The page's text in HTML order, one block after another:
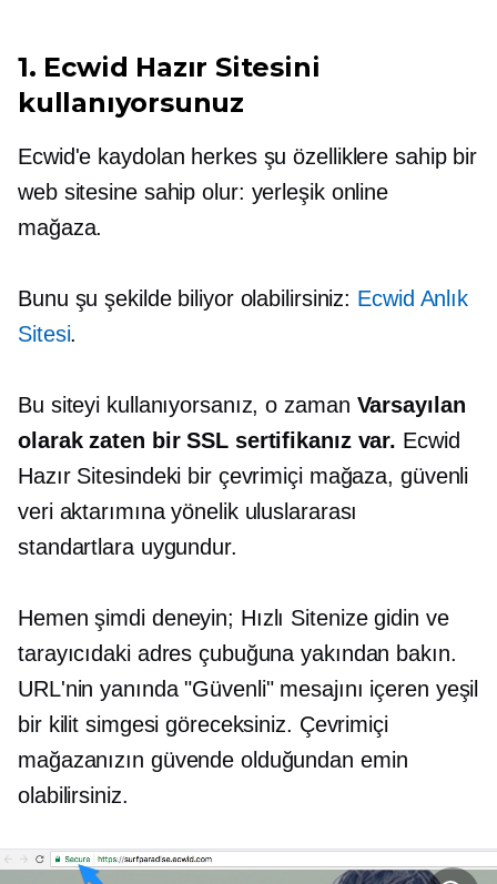
1. Ecwid Hazır Sitesini
kullanıyorsunuz
Ecwid'e kaydolan herkes şu özelliklere sahip bir
web sitesine sahip olur: yerleşikonline
mağaza.
Bunu şu şekilde biliyor olabilirsiniz: Ecwid Anlık
Sitesi.
Bu siteyi kullanıyorsanız, o zaman Varsayılan
olarak zaten bir SSL sertifikanız var. Ecwid
Hazır Sitesindeki bir çevrimiçi mağaza, güvenli
veri aktarımına yönelik uluslararası
standartlara uygundur.
Hemen şimdi deneyin; Hızlı Sitenize gidin ve
tarayıcıdaki adres çubuğuna yakından bakın.
URL'nin yanında "Güvenli" mesajını içeren yeşil
bir kilit simgesi göreceksiniz. Çevrimiçi
mağazanızın güvende olduğundan emin
olabilirsiniz.